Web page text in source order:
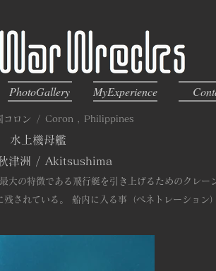
PhotoGallery MyExperience
コロン / Coron , Philippines
津洲 / Akitsushima
水上機母艦
の特徴である飛行艇を引き上げるためのクレー
されている。 船内に入る事（ペネトレーション